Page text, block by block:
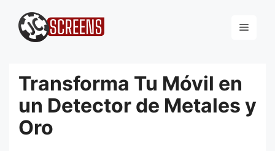
para
Menu
Transforma Tu Móvil en
un Detector de Metales y
Oro